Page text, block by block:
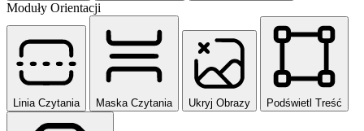
Moduły Orientacji
Linia Czytania Maska Czytania Ukryj Obrazy Podświetl Treść